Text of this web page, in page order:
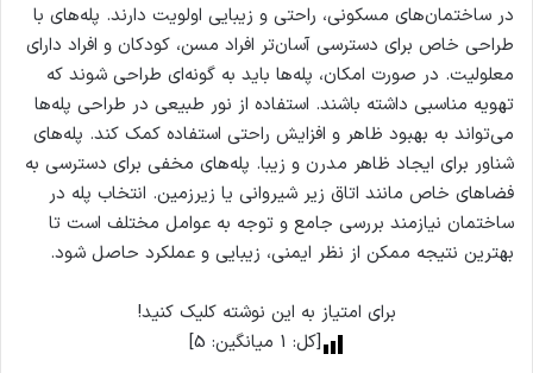
در ساختمان‌های مسکونی، راحتی و زیبایی اولویت دارند. پله‌های با
طراحی خاص برای دسترسی آسان‌تر افراد مسن، کودکان و افراد دارای
معلولیت. در صورت امکان، پله‌ها باید به گونه‌ای طراحی شوند که
تهویه مناسبی داشته باشند. استفاده از نور طبیعی در طراحی پله‌ها
می‌تواند به بهبود ظاهر و افزایش راحتی استفاده کمک کند. پله‌های
شناور برای ایجاد ظاهر مدرن و زیبا. پله‌های مخفی برای دسترسی به
فضاهای خاص مانند اتاق زیر شیروانی یا زیرزمین. انتخاب پله در
ساختمان نیازمند بررسی جامع و توجه به عوامل مختلف است تا
بهترین نتیجه ممکن از نظر ایمنی، زیبایی و عملکرد حاصل شود.
برای امتیاز به این نوشته کلیک کنید!
[کل: 1 میانگین: 5
]